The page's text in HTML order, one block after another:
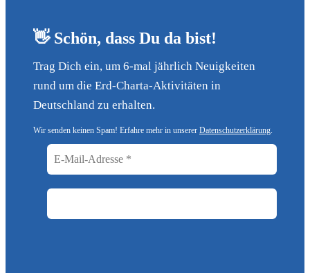
👋 Schön, dass Du da bist!
Trag Dich ein, um 6-mal jährlich Neuigkeiten
rund um die Erd-Charta-Aktivitäten in
Deutschland zu erhalten.
Wir senden keinen Spam! Erfahre mehr in unserer Datenschutzerklärung.